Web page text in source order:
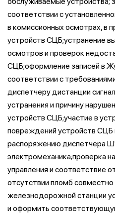
соответствии с
в комиссионных осмотрах, в
устройств СЦБ;устранение
осмотров и проверок
СЦБ;оформление записей в
соответствии с
диспетчеру дистанции
устранения и причину
устройств СЦБ;участие в
повреждений устройств СЦБ
распоряжению диспетчера
электромеханика;проверка
управления и соответствие
отсутствии пломб
железнодорожной станции
и оформить